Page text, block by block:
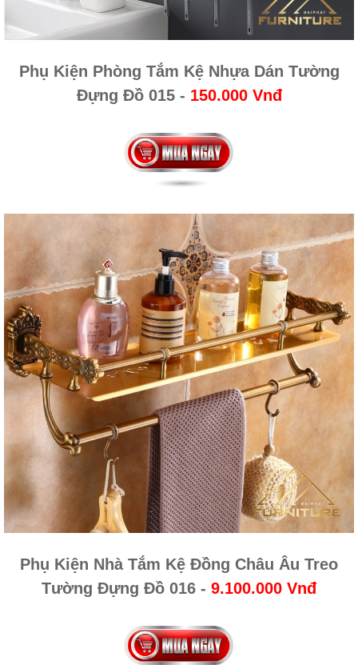
Phụ Kiện Phòng Tắm Kệ Nhựa Dán Tường
Đựng Đồ 015- 150.000 Vnđ
Phụ Kiện Nhà Tắm Kệ Đồng Châu Âu Treo
Tường Đựng Đồ 016 - 9.100.000 Vnđ